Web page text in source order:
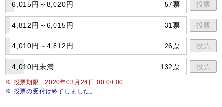
6,015円～8,020円 57票 投票
4,812円～6,015円 31票 投票
4,010円～4,812円 26票 投票
4,010円未満 132票 投票
※ 投票期限 : 2020年03月24日 00:00:00
※ 投票の受付は終了しました。